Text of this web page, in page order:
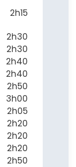
2h15
2h30
2h30
2h40
2h40
2h50
3h00
2h05
2h20
2h20
2h20
2h50